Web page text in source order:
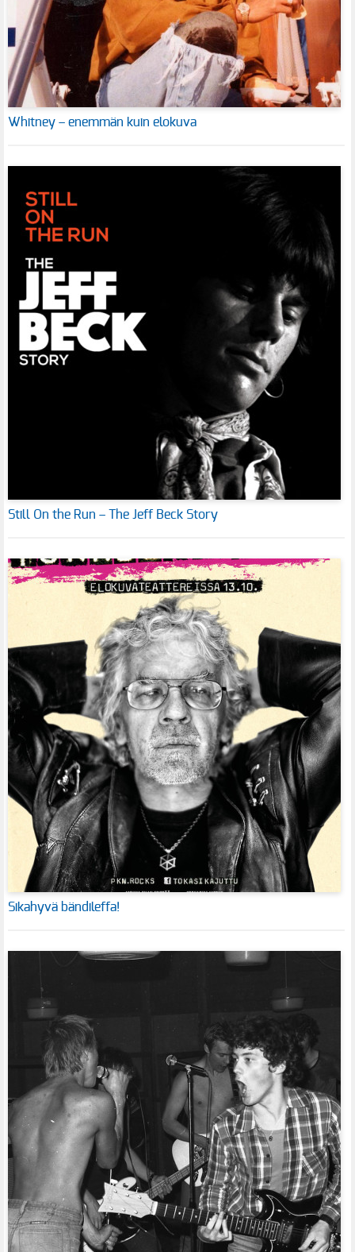
Whitney – enemmän kuin elokuva
Still On the Run – The Jeff Beck Story
Sikahyvä bändileffa!